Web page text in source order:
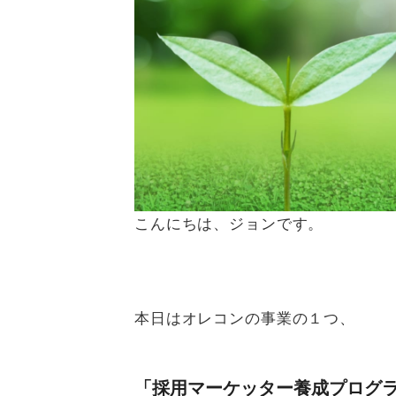
こんにちは、ジョンです。
本日はオレコンの事業の１つ、
「採用マーケッター養成プログ